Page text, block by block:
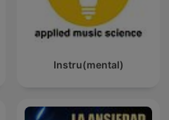
Instru(mental)